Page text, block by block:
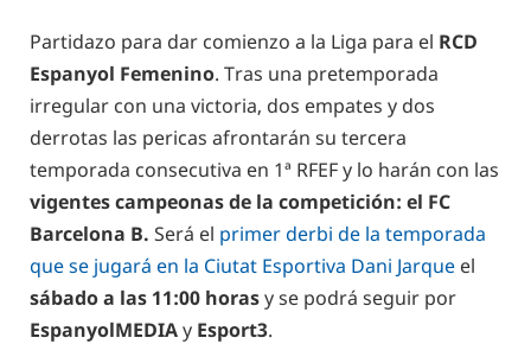
Partidazo para dar comienzo a la Liga para el RCD
Espanyol Femenino. Tras una pretemporada
irregular con una victoria, dos empates y dos
derrotas las pericas afrontarán su tercera
temporada consecutiva en 1ª RFEF y lo harán con las
vigentes campeonas de la competición: el FC
Barcelona B. Será el primer derbi de la temporada
que se jugará en la Ciutat Esportiva Dani Jarque el
sábado a las 11:00 horasy se podrá seguir por
EspanyolMEDIAy Esport3.